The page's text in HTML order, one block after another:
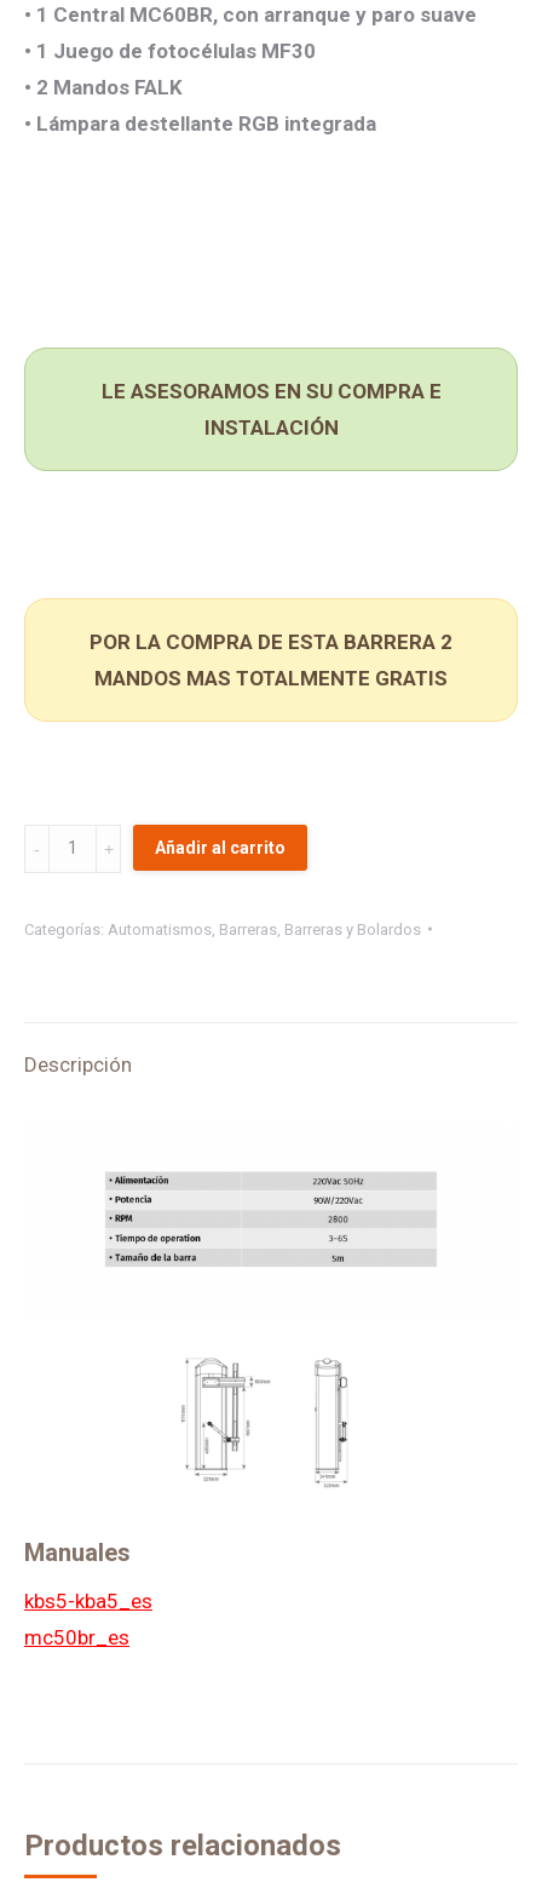
• 1 Central MC60BR, con arranque y paro suave
• 1 Juego de fotocélulas MF30
• 2 Mandos FALK
• Lámpara destellante RGB integrada
LE ASESORAMOS EN SU COMPRA E
INSTALACIÓN
POR LA COMPRA DE ESTA BARRERA 2
MANDOS MAS TOTALMENTE GRATIS
BARRERA
Añadir al carrito
Categorías: Automatismos Barreras Barreras y Bolardos
Descripción
Manuales
kbs5-kba5_es
mc50br_es
Productos relacionados